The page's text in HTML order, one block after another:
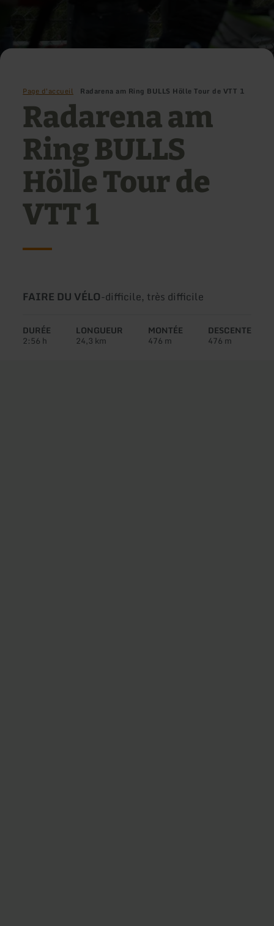
Page d'accueil Radarena am Ring BULLS Hölle Tour de VTT 1
Radarena am
Ring BULLS
Hölle Tour de
VTT 1
Type
circuit:
FAIRE DU VÉLO-Difficulté:
difficile, très difficile
DURÉE
2:56 h
LONGUEUR
24,3 km
MONTÉE
476 m
DESCENTE
476 m